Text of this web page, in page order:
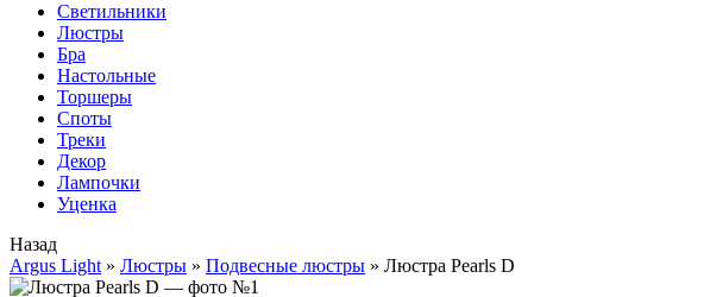
Cветильники
Люстры
Бра
Настольные
Торшеры
Споты
Треки
Декор
Лампочки
Уценка
Назад
Argus Light » Люстры » Подвесные люстры » Люстра Pearls D